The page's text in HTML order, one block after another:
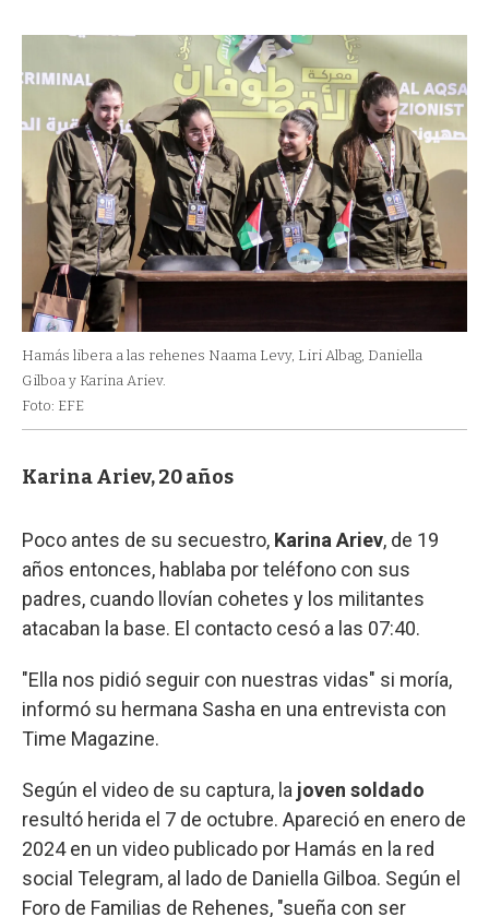
Hamás libera a las rehenes Naama Levy, Liri Albag, Daniella
Gilboa y Karina Ariev.
Foto: EFE
Karina Ariev, 20 años
Poco antes de su secuestro, Karina Ariev, de 19
años entonces, hablaba por teléfono con sus
padres, cuando llovían cohetes y los militantes
atacaban la base. El contacto cesó a las 07:40.
"Ella nos pidió seguir con nuestras vidas" si moría,
informó su hermana Sasha en una entrevista con
Time Magazine.
Según el video de su captura, la joven soldado
resultó herida el 7 de octubre. Apareció en enero de
2024 en un video publicado por Hamás en la red
social Telegram, al lado de Daniella Gilboa. Según el
Foro de Familias de Rehenes, "sueña con ser